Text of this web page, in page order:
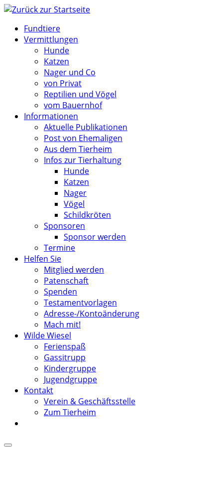
Zum
springenFundtiere
Vermittlungen
Hunde
Katzen
Nager und Co
von Privat
Reptilien und Vögel
vom Bauernhof
Informationen
Aktuelle Publikationen
Post von Ehemaligen
Aus dem Tierheim
Infos zur Tierhaltung
Hunde
Katzen
Nager
Vögel
Schildkröten
Sponsoren
Sponsor werden
Termine
Helfen Sie
Mitglied werden
Patenschaft
Spenden
Testamentvorlagen
Adresse-/Kontoänderung
Mach mit!
Wilde Wiesel
Ferienspaß
Gassitrupp
Kindergruppe
Jugendgruppe
Kontakt
Verein & Geschäftsstelle
Zum Tierheim